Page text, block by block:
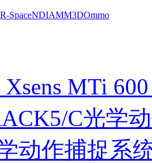
SpaceNDIAMM3DOmmo
MTi
C光学
动作捕捉系